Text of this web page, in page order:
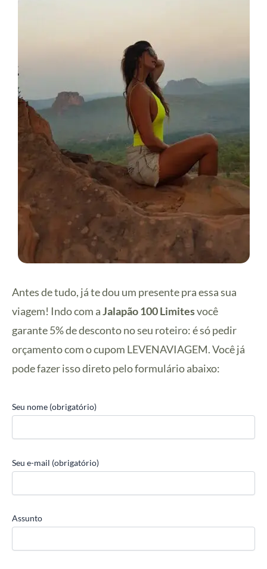
Antes de tudo, já te dou um presente pra essa sua
viagem! Indo com aJalapão 100 Limitesvocê
garante 5% de desconto no seu roteiro: é só pedir
orçamento com o cupom LEVENAVIAGEM. Você já
pode fazer isso direto pelo formulário abaixo:
Seu nome (obrigatório)
Seu e-mail (obrigatório)
Assunto